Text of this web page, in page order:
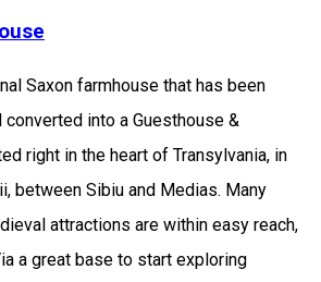
Saxon farmhouse that has been
converted into a Guesthouse &
right in the heart of Transylvania, in
between Sibiu and Medias. Many
attractions are within easy reach,
a great base to start exploring